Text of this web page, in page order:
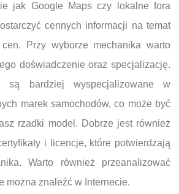
jak Google Maps czy lokalne fora
cennych informacji na temat
Przy wyborze mechanika warto
doświadczenie oraz specjalizację.
są bardziej wyspecjalizowane w
marek samochodów, co może być
rzadki model. Dobrze jest również
i licencje, które potwierdzają
Warto również przeanalizować
można znaleźć w Internecie.